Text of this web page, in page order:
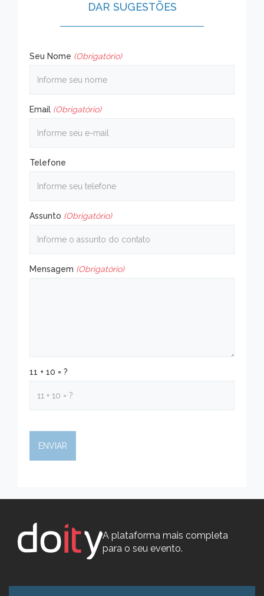
DAR SUGESTÕES
Seu Nome (Obrigatório)
Email (Obrigatório)
Telefone
Assunto (Obrigatório)
Mensagem (Obrigatório)
11 + 10 = ?
A plataforma mais completa
para o seu evento.